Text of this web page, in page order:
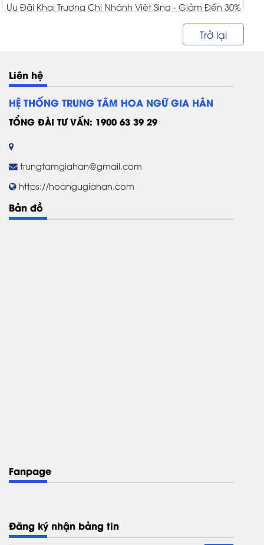
Ưu Đãi Khai Trương Chi Nhánh Việt Sing - Giảm Đến 30%
Trở lại
Liên hệ
HỆ THỐNG TRUNG TÂM HOA NGỮ GIA HÂN
TỔNG ĐÀI TƯ VẤN: 1900 63 39 29
trungtamgiahan@gmail.com
https://hoangugiahan.com
Bản đồ
Fanpage
Đăng ký nhận bảng tin